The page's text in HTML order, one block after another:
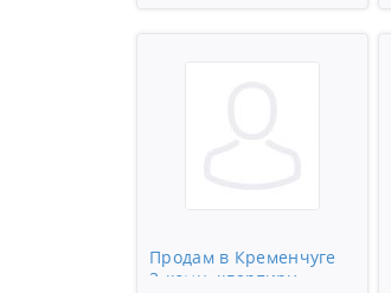
Продам в Кременчуге
3-комн. квартиру